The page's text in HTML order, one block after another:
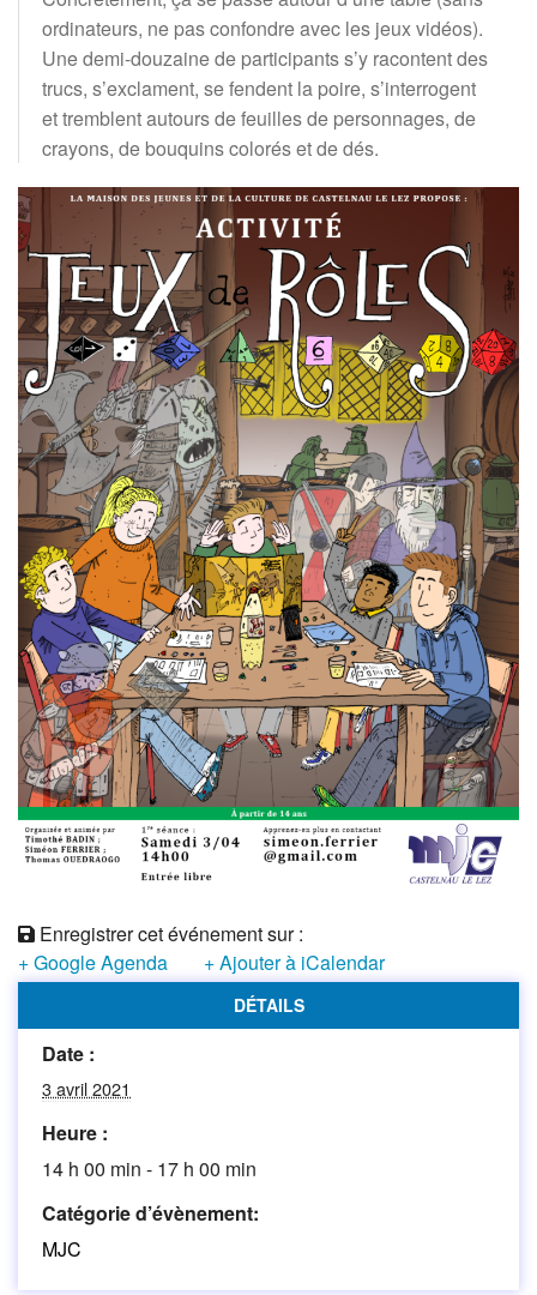
ordinateurs, ne pas confondre avec les jeux vidéos).
Une demi-douzaine de participants s’y racontent des
trucs, s’exclament, se fendent la poire, s’interrogent
et tremblent autours de feuilles de personnages, de
crayons, de bouquins colorés et de dés.
Enregistrer cet événement sur :
+ Google Agenda
+ Ajouter à iCalendar
DÉTAILS
Date :
3 avril 2021
Heure :
14 h 00 min - 17 h 00 min
Catégorie d’évènement:
MJC